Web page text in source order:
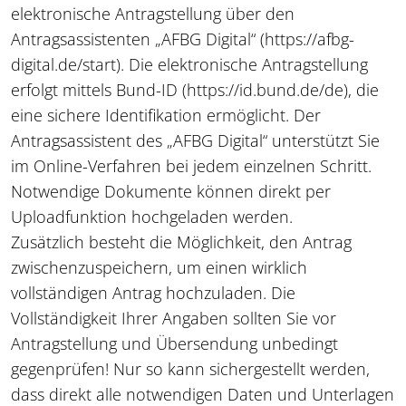
elektronische Antragstellung über den
Antragsassistenten „AFBG Digital“ (https://afbg-
digital.de/start). Die elektronische Antragstellung
erfolgt mittels Bund-ID (https://id.bund.de/de), die
eine sichere Identifikation ermöglicht. Der
Antragsassistent des „AFBG Digital“ unterstützt Sie
im Online-Verfahren bei jedem einzelnen Schritt.
Notwendige Dokumente können direkt per
Uploadfunktion hochgeladen werden.
Zusätzlich besteht die Möglichkeit, den Antrag
zwischenzuspeichern, um einen wirklich
vollständigen Antrag hochzuladen. Die
Vollständigkeit Ihrer Angaben sollten Sie vor
Antragstellung und Übersendung unbedingt
gegenprüfen! Nur so kann sichergestellt werden,
dass direkt alle notwendigen Daten und Unterlagen